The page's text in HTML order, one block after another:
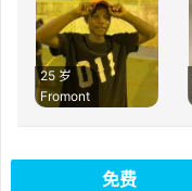
25 岁
Fromont
免费